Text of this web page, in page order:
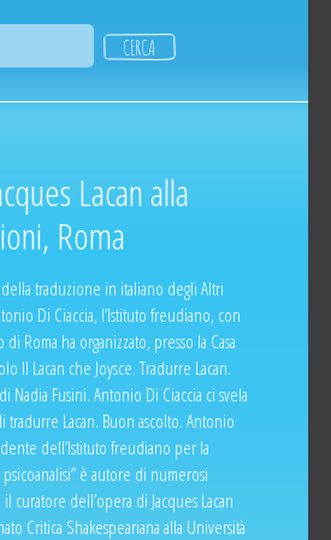
Lacan alla
Roma
traduzione in italiano degli Altri
Di Ciaccia, l’Istituto freudiano, con
Roma ha organizzato, presso la Casa
Il Lacan che Joysce. Tradurre Lacan.
Fusini. Antonio Di Ciaccia ci svela
Lacan. Buon ascolto. Antonio
dell’Istituto freudiano per la
è autore di numerosi
dell’opera di Jacques Lacan
Critica Shakespeariana alla Università